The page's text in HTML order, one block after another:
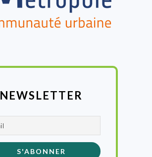
NEWSLETTER